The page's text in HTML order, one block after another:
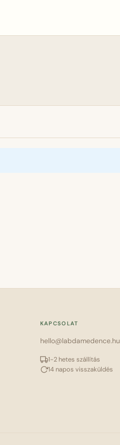
KAPCSOLAT
hello@labdamedence.hu
1-2 hetes szállítás
14 napos visszaküldés